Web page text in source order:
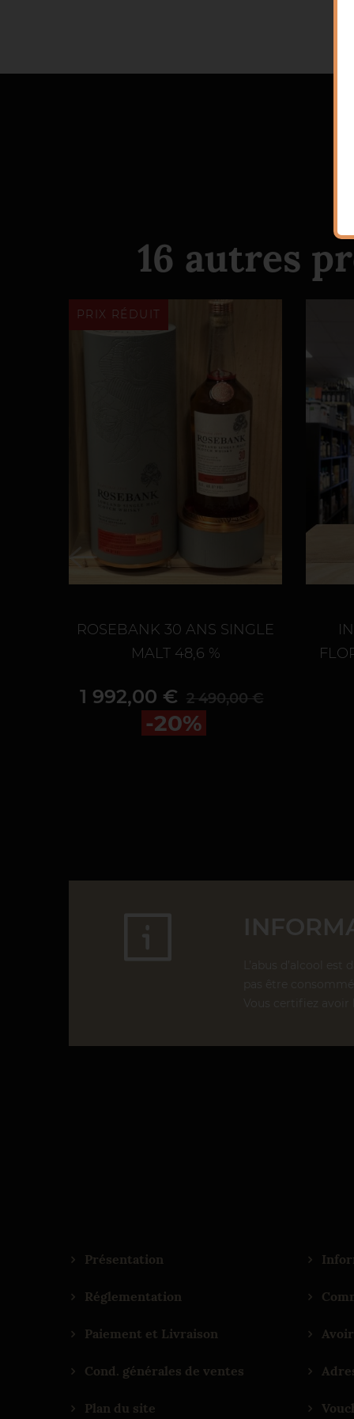
16 autres
PRIX RÉDUIT
ROSEBANK 30 ANS SINGLE
MALT 48,6 %
Prix
1 992,00 €Prix de base
2 490,00 €
-20%
Présentation
Réglementation
Paiement et Livraison
Cond. générales de ventes
Plan du site